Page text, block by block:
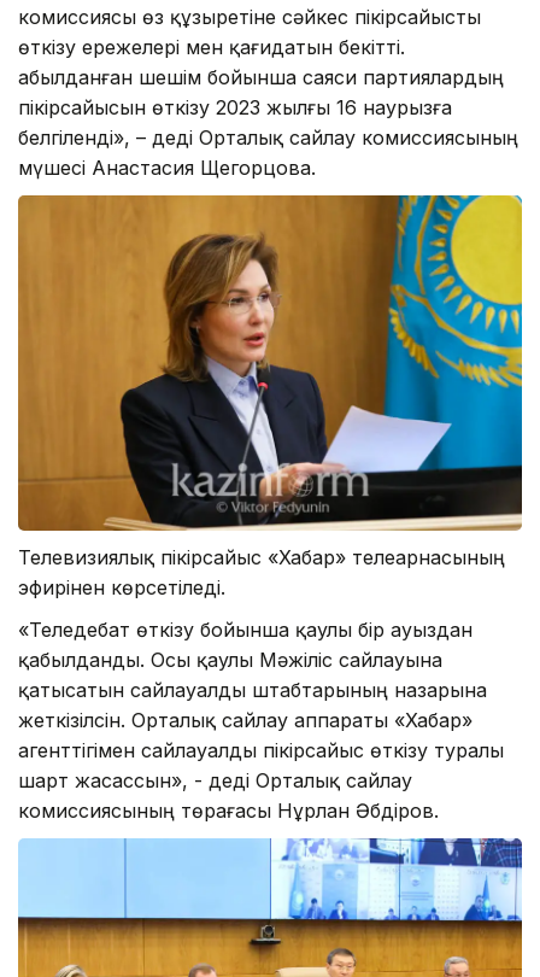
комиссиясы өз құзыретіне сәйкес пікірсайысты
өткізу ережелері мен қағидатын бекітті.
Қабылданған шешім бойынша саяси партиялардың
пікірсайысын өткізу 2023 жылғы 16 наурызға
белгіленді», – деді Орталық сайлау комиссиясының
мүшесі Анастасия Щегорцова.
Телевизиялық пікірсайыс «Хабар» телеарнасының
эфирінен көрсетіледі.
«Теледебат өткізу бойынша қаулы бір ауыздан
қабылданды. Осы қаулы Мәжіліс сайлауына
қатысатын сайлауалды штабтарының назарына
жеткізілсін. Орталық сайлау аппараты «Хабар»
агенттігімен сайлауалды пікірсайыс өткізу туралы
шарт жасассын», - деді Орталық сайлау
комиссиясының төрағасы Нұрлан Әбдіров.